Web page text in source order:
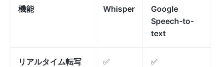
機能 Whisper
Google
Speech-to-
text
リアルタイム転写 ✅ ✅